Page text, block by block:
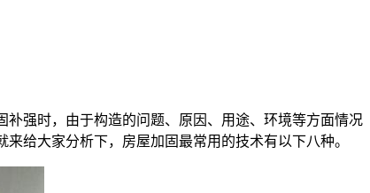
强时，由于构造的问题、原因、用途、环境等方面情况
给大家分析下，房屋加固最常用的技术有以下八种。